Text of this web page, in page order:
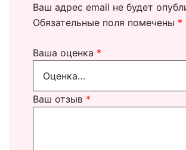
Ваш адрес email не будет
Обязательные поля помечены *
Ваша оценка *
Ваш отзыв *